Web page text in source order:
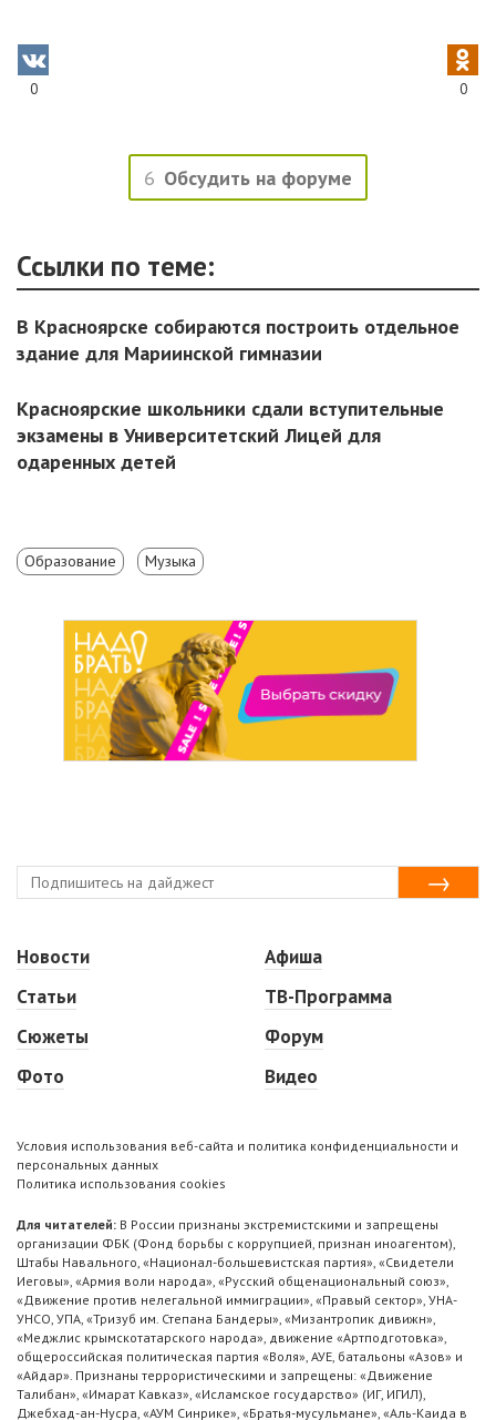
0 0
6 Обсудить на форуме
Ссылки по теме:
В Красноярске собираются построить отдельное
здание для Мариинской гимназии
Красноярские школьники сдали вступительные
экзамены в Университетский Лицей для
одаренных детей
Образование Музыка
Новости
Статьи
Сюжеты
Фото
Афиша
ТВ-Программа
Форум
Видео
Условия использования веб-сайта и политика конфиденциальности и
персональных данных
Политика использования cookies
Для читателей: В России признаны экстремистскими и запрещены
организации ФБК (Фонд борьбы с коррупцией, признан иноагентом),
Штабы Навального, «Национал-большевистская партия», «Свидетели
Иеговы», «Армия воли народа», «Русский общенациональный союз»,
«Движение против нелегальной иммиграции», «Правый сектор», УНА-
УНСО, УПА, «Тризуб им. Степана Бандеры», «Мизантропик дивижн»,
«Меджлис крымскотатарского народа», движение «Артподготовка»,
общероссийская политическая партия «Воля», АУЕ, батальоны «Азов» и
«Айдар». Признаны террористическими и запрещены: «Движение
Талибан», «Имарат Кавказ», «Исламское государство» (ИГ, ИГИЛ),
Джебхад-ан-Нусра, «АУМ Синрике», «Братья-мусульмане», «Аль-Каида в